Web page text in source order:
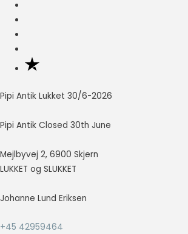
Pipi Antik Lukket 30/6-2026
Pipi Antik Closed 30th June
Mejlbyvej 2, 6900 Skjern
LUKKET og SLUKKET
Johanne Lund Eriksen
+45 42959464